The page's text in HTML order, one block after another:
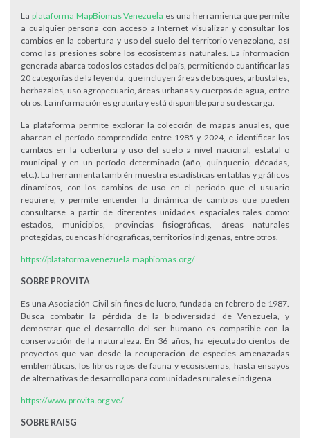
La plataforma MapBiomas Venezuela es una herramienta que permite
a cualquier persona con acceso a Internet visualizar y consultar los
cambios en la cobertura y uso del suelo del territorio venezolano, así
como las presiones sobre los ecosistemas naturales. La información
generada abarca todos los estados del país, permitiendo cuantificar las
20 categorías de la leyenda, que incluyen áreas de bosques, arbustales,
herbazales, uso agropecuario, áreas urbanas y cuerpos de agua, entre
otros. La información es gratuita y está disponible para su descarga.
La plataforma permite explorar la colección de mapas anuales, que
abarcan el período comprendido entre 1985 y 2024, e identificar los
cambios en la cobertura y uso del suelo a nivel nacional, estatal o
municipal y en un período determinado (año, quinquenio, décadas,
etc.). La herramienta también muestra estadísticas en tablas y gráficos
dinámicos, con los cambios de uso en el periodo que el usuario
requiere, y permite entender la dinámica de cambios que pueden
consultarse a partir de diferentes unidades espaciales tales como:
estados, municipios, provincias fisiográficas, áreas naturales
protegidas, cuencas hidrográficas, territorios indígenas, entre otros.
https://plataforma.venezuela.mapbiomas.org/
SOBRE PROVITA
Es una Asociación Civil sin fines de lucro, fundada en febrero de 1987.
Busca combatir la pérdida de la biodiversidad de Venezuela, y
demostrar que el desarrollo del ser humano es compatible con la
conservación de la naturaleza. En 36 años, ha ejecutado cientos de
proyectos que van desde la recuperación de especies amenazadas
emblemáticas, los libros rojos de fauna y ecosistemas, hasta ensayos
de alternativas de desarrollo para comunidades rurales e indígena
https://www.provita.org.ve/
SOBRE RAISG